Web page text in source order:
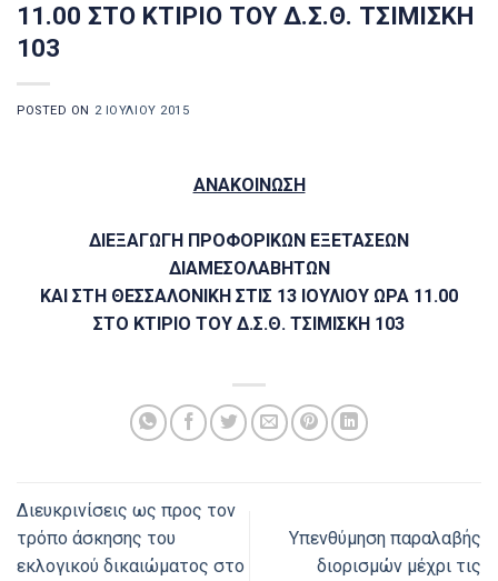
11.00 ΣΤΟ ΚΤΙΡΙΟ ΤΟΥ Δ.Σ.Θ. ΤΣΙΜΙΣΚΗ
103
POSTED ON 2 ΙΟΥΛΊΟΥ 2015
ΑΝΑΚΟΙΝΩΣΗ
ΔΙΕΞΑΓΩΓΗ ΠΡΟΦΟΡΙΚΩΝ ΕΞΕΤΑΣΕΩΝ
ΔΙΑΜΕΣΟΛΑΒΗΤΩΝ
ΚΑΙ ΣΤΗ ΘΕΣΣΑΛΟΝΙΚΗ ΣΤΙΣ 13 ΙΟΥΛΙΟΥ ΩΡΑ 11.00
ΣΤΟ ΚΤΙΡΙΟ ΤΟΥ Δ.Σ.Θ. ΤΣΙΜΙΣΚΗ 103
Διευκρινίσεις ως προς τον
τρόπο άσκησης του
εκλογικού δικαιώματος στο
Υπενθύμηση παραλαβής
διορισμών μέχρι τις